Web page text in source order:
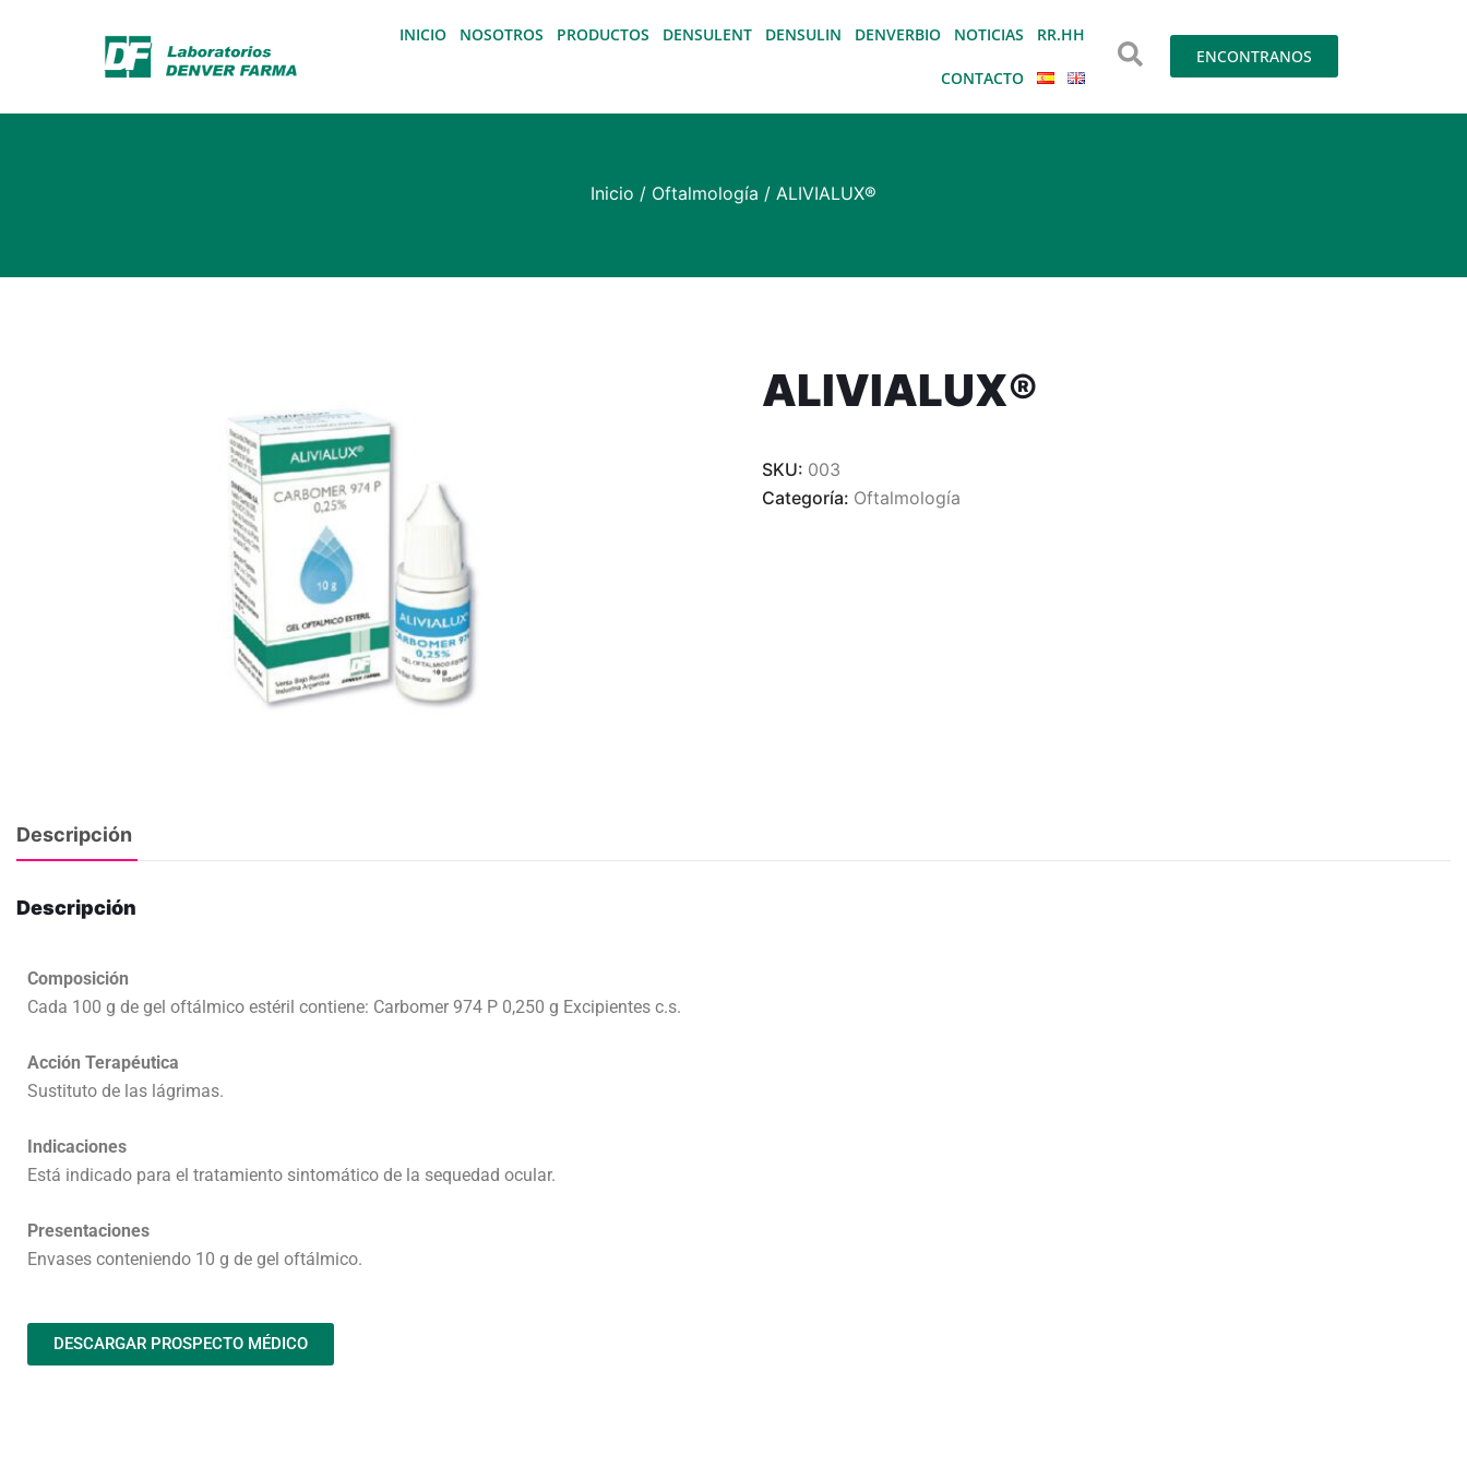
INICIO NOSOTROS PRODUCTOS DENSULENT DENSULIN DENVERBIO NOTICIAS RR.HH
CONTACTO
ENCONTRANOS
Inicio / Oftalmología / ALIVIALUX®
ALIVIALUX®
SKU: 003
Categoría: Oftalmología
Descripción
Descripción
Composición
Cada 100 g de gel oftálmico estéril contiene: Carbomer 974 P 0,250 g Excipientes c.s.
Acción Terapéutica
Sustituto de las lágrimas.
Indicaciones
Está indicado para el tratamiento sintomático de la sequedad ocular.
Presentaciones
Envases conteniendo 10 g de gel oftálmico.
DESCARGAR PROSPECTO MÉDICO